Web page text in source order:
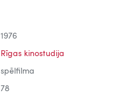
1976
Rīgas kinostudija
spēlfilma
78